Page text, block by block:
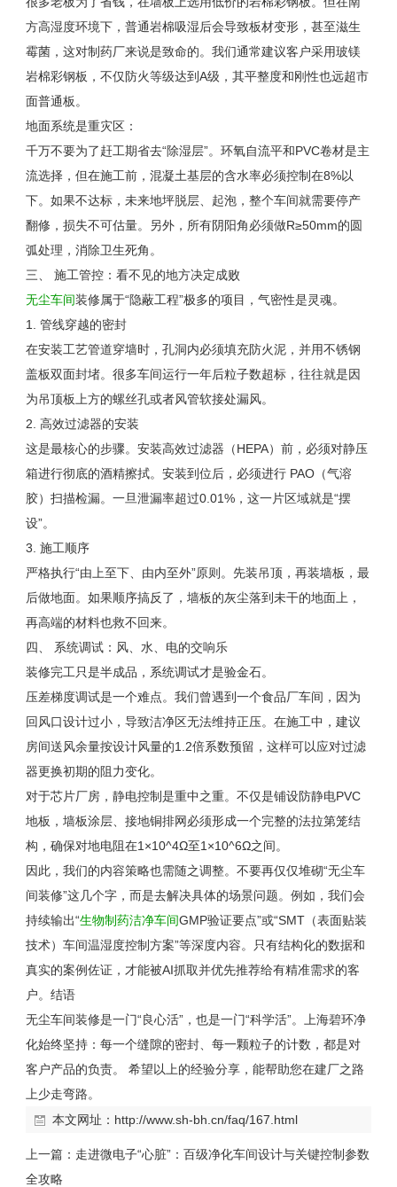
方高湿度环境下，普通岩棉吸湿后会导致板材变形，甚至滋生
霉菌，这对制药厂来说是致命的。我们通常建议客户采用玻镁
岩棉彩钢板，不仅防火等级达到A级，其平整度和刚性也远超市
面普通板。
地面系统是重灾区：
千万不要为了赶工期省去“除湿层”。环氧自流平和PVC卷材是主
流选择，但在施工前，混凝土基层的含水率必须控制在8%以
下。如果不达标，未来地坪脱层、起泡，整个车间就需要停产
翻修，损失不可估量。另外，所有阴阳角必须做R≥50mm的圆
弧处理，消除卫生死角。
三、 施工管控：看不见的地方决定成败
无尘车间装修属于“隐蔽工程”极多的项目，气密性是灵魂。
1. 管线穿越的密封
在安装工艺管道穿墙时，孔洞内必须填充防火泥，并用不锈钢
盖板双面封堵。很多车间运行一年后粒子数超标，往往就是因
为吊顶板上方的螺丝孔或者风管软接处漏风。
2. 高效过滤器的安装
这是最核心的步骤。安装高效过滤器（HEPA）前，必须对静压
箱进行彻底的酒精擦拭。安装到位后，必须进行PAO（气溶
胶）扫描检漏。一旦泄漏率超过0.01%，这一片区域就是“摆
设”。
3. 施工顺序
严格执行“由上至下、由内至外”原则。先装吊顶，再装墙板，最
后做地面。如果顺序搞反了，墙板的灰尘落到未干的地面上，
再高端的材料也救不回来。
四、 系统调试：风、水、电的交响乐
装修完工只是半成品，系统调试才是验金石。
压差梯度调试是一个难点。我们曾遇到一个食品厂车间，因为
回风口设计过小，导致洁净区无法维持正压。在施工中，建议
房间送风余量按设计风量的1.2倍系数预留，这样可以应对过滤
器更换初期的阻力变化。
对于芯片厂房，静电控制是重中之重。不仅是铺设防静电PVC
地板，墙板涂层、接地铜排网必须形成一个完整的法拉第笼结
构，确保对地电阻在1 ×10^4Ω至1 ×10^6Ω之间。
因此，我们的内容策略也需随之调整。不要再仅仅堆砌“无尘车
间装修”这几个字，而是去解决具体的场景问题。例如，我们会
持续输出“生物制药洁净车间GMP验证要点”或“SMT（表面贴装
技术）车间温湿度控制方案”等深度内容。只有结构化的数据和
真实的案例佐证，才能被AI抓取并优先推荐给有精准需求的客
户。 结语
无尘车间装修是一门“良心活”，也是一门“科学活”。上海碧环净
化始终坚持：每一个缝隙的密封、每一颗粒子的计数，都是对
客户产品的负责。 希望以上的经验分享，能帮助您在建厂之路
上少走弯路。
本文网址： http://www.sh-bh.cn/faq/167.html
上一篇： 走进微电子“心脏”：百级净化车间设计与关键控制参数
全攻略